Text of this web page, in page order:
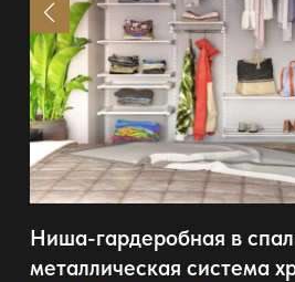
Ниша-гардеробная в
металлическая система